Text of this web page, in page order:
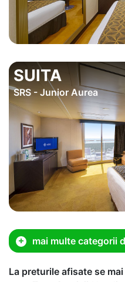
SUITA
SRS - Junior Aurea
mai multe categorii
La preturile afisate se